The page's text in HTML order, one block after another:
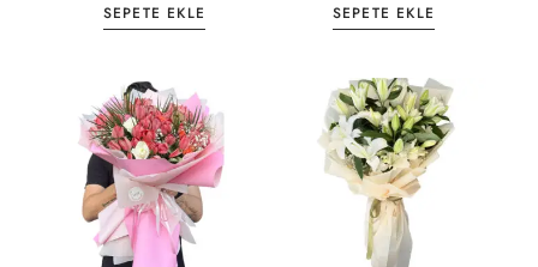
SEPETE EKLE SEPETE EKLE